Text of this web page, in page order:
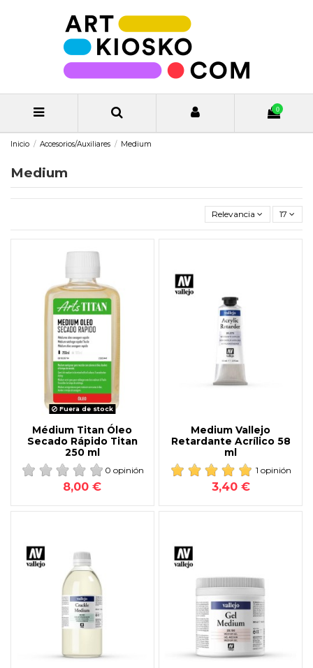
0
Inicio Accesorios/Auxiliares Medium
Medium
Relevancia 17
Fuera de stock
Médium Titan Óleo
Secado Rápido Titan
250 ml
0 opinión
8,00 €
Medium Vallejo
Retardante Acrílico 58
ml
1 opinión
3,40 €